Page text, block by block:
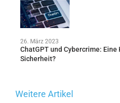
26. März 2023
ChatGPT und Cybercrime:
Sicherheit?
Weitere Artikel